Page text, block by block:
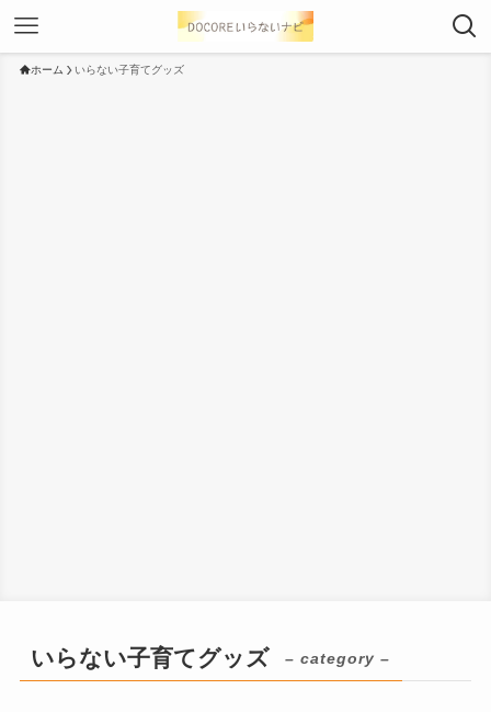
ホーム いらない子育てグッズ
いらない子育てグッズ – category –